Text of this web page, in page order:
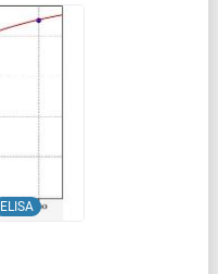
ELISA